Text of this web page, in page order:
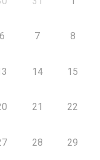
6 7 8
14 15
21 22
28 29